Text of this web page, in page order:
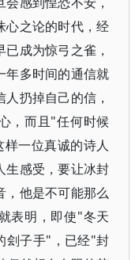
心之论的时代，经
成为惊弓之雀，
年多时间的通信就
扔掉自己的信，
，而且"任何时候
一位真诚的诗人
生感受，要让冰封
，他是不可能那么
表明，即使"冬天
刽子手"，已经"封